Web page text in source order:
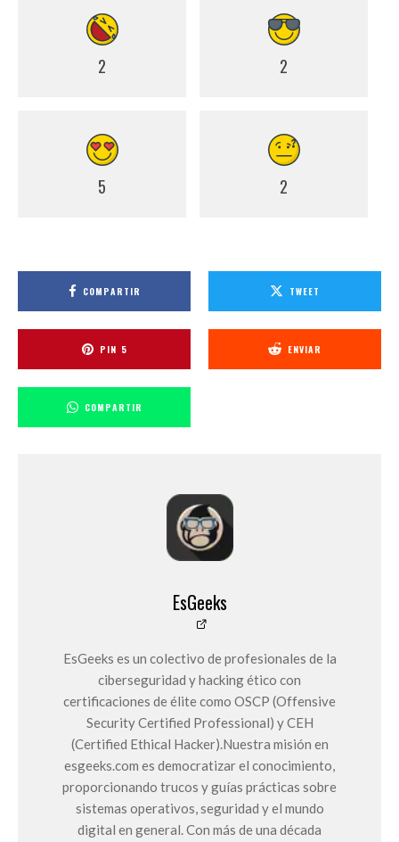
2 2
5 2
COMPARTIR TWEET
PIN 5 ENVIAR
COMPARTIR
EsGeeks
EsGeeks es un colectivo de profesionales de la
ciberseguridad y hacking ético con
certificaciones de élite como OSCP (Offensive
Security Certified Professional) y CEH
(Certified Ethical Hacker).Nuestra misión en
esgeeks.com es democratizar el conocimiento,
proporcionando trucos y guías prácticas sobre
sistemas operativos, seguridad y el mundo
digital en general. Con más de una década